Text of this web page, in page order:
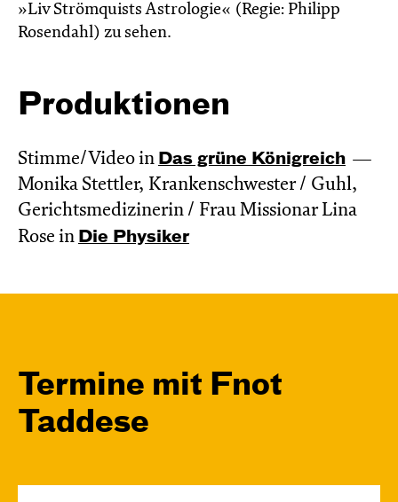
»Liv Strömquists Astrologie« (Regie: Philipp
Rosendahl) zu sehen.
Produktionen
Stimme/Video in Das grüne König­reich
Monika Stettler, Krankenschwester / Guhl,
Gerichtsmedizinerin / Frau Missionar Lina
Rose in Die Physiker
Termine mit Fnot
Taddese